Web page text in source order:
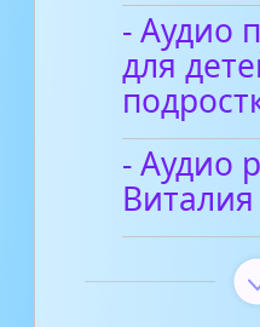
- Аудио
для
- Аудио